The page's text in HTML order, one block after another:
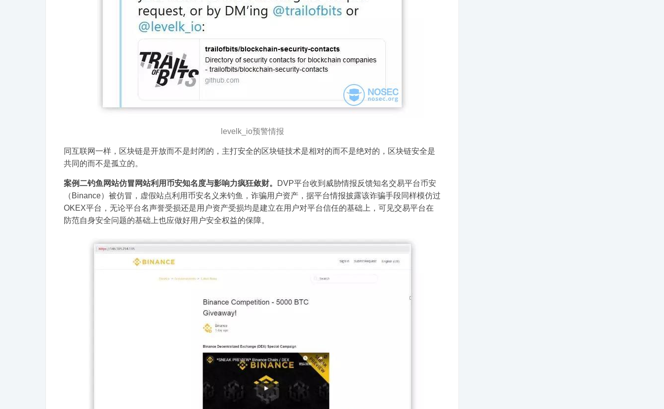
levelk_io预警情报
同互联网一样，区块链是开放而不是封闭的，主打安全的区块链技术是相对的而不是绝对的，区块链安全是
共同的而不是孤立的。
案例二钓鱼网站仿冒网站利用币安知名度与影响力疯狂敛财。
DVP平台收到威胁情报反馈知名交易平台币安
（Binance）被仿冒，虚假站点利用币安名义来钓鱼，诈骗用户资产，据平台情报披露该诈骗手段同样模仿过
OKEX平台，无论平台名声誉受损还是用户资产受损均是建立在用户对平台信任的基础上，可见交易平台在
防范自身安全问题的基础上也应做好用户安全权益的保障。